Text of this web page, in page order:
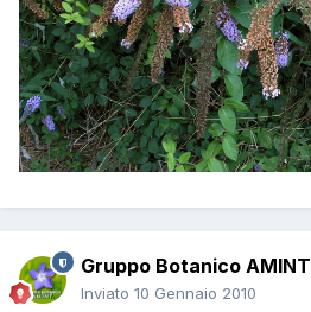
Gruppo Botanico AMINT
Inviato 10 Gennaio 2010